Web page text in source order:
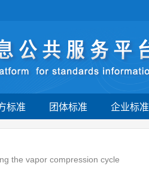
标准 团体标准 企业标准
the vapor compression cycle